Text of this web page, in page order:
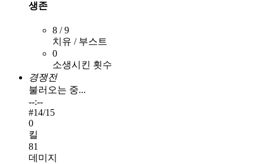
생존
8 / 9
치유 / 부스트
0
소생시킨 횟수
경쟁전
불러오는 중...
--:--
#14/15
0
킬
81
데미지